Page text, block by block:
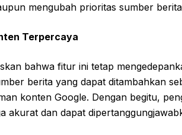
mengubah prioritas sumber
Terpercaya
bahwa fitur ini tetap
berita yang dapat ditambahkan
konten Google. Dengan begitu,
akurat dan dapat